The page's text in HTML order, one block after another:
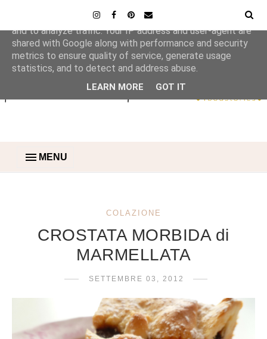
MENU
COLAZIONE
CROSTATA MORBIDA di
MARMELLATA
SETTEMBRE 03, 2012
This site uses cookies from Google to deliver its services
and to analyze traffic. Your IP address and user-agent are
shared with Google along with performance and security
metrics to ensure quality of service, generate usage
statistics, and to detect and address abuse.
LEARN MORE GOT IT